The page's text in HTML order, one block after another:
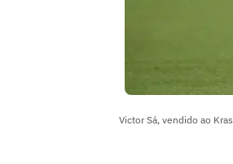
Victor Sá, vendido ao